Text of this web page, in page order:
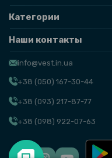
Категории
Наши контакты
info@vest.in.ua
+38 (050) 167-30-44
+38 (093) 217-87-77
+38 (098) 922-07-63